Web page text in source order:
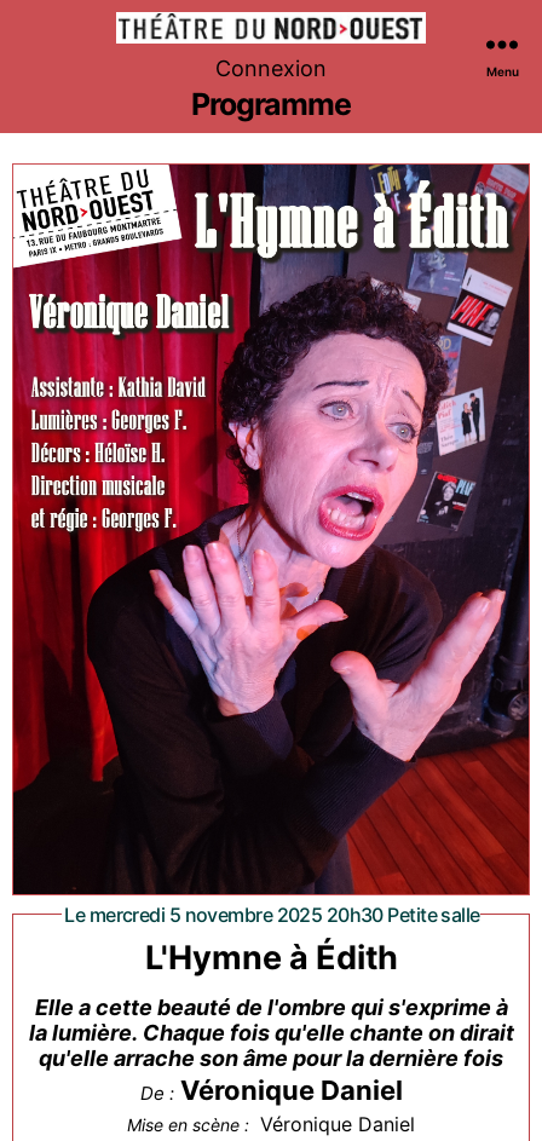
Théâtre
du
Nord-
Ouest
Connexion Menu
Programme
Le mercredi 5 novembre 2025 20h30 Petite salle
L'Hymne à Édith
Elle a cette beauté de l'ombre qui s'exprime à
la lumière. Chaque fois qu'elle chante on dirait
qu'elle arrache son âme pour la dernière fois
De : Véronique Daniel
Mise en scène : Véronique Daniel